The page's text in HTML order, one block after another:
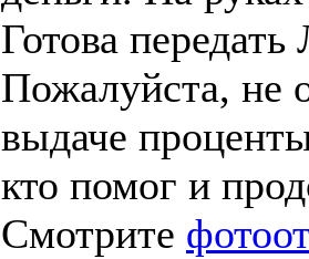
Готова
Пожалуйста, не
выдаче
кто помог и
Смотрите